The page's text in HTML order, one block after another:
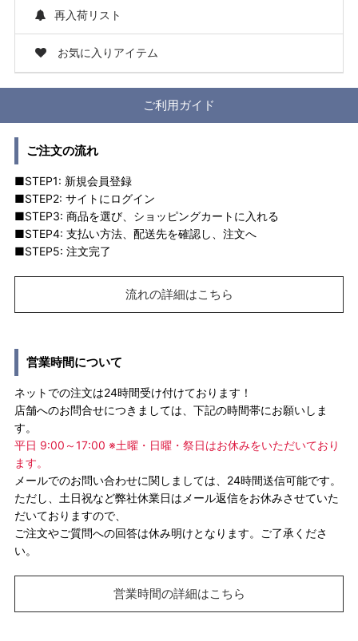
再入荷リスト
お気に入りアイテム
ご利用ガイド
ご注文の流れ
■STEP1: 新規会員登録
■STEP2: サイトにログイン
■STEP3: 商品を選び、ショッピングカートに入れる
■STEP4: 支払い方法、配送先を確認し、注文へ
■STEP5: 注文完了
流れの詳細はこちら
営業時間について
ネットでの注文は24時間受け付けております！
店舗へのお問合せにつきましては、下記の時間帯にお願いしま
す。
平日 9:00～17:00 ※土曜・日曜・祭日はお休みをいただいており
ます。
メールでのお問い合わせに関しましては、24時間送信可能です。
ただし、土日祝など弊社休業日はメール返信をお休みさせていた
だいておりますので、
ご注文やご質問への回答は休み明けとなります。ご了承くださ
い。
営業時間の詳細はこちら